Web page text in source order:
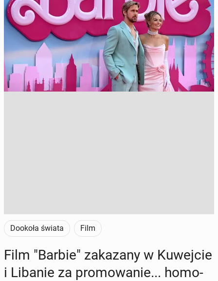
Dookoła świata Film
Film "Barbie" za­ka­za­ny w Ku­wej­cie
i Libanie za pro­mo­wa­nie... ho­mo­